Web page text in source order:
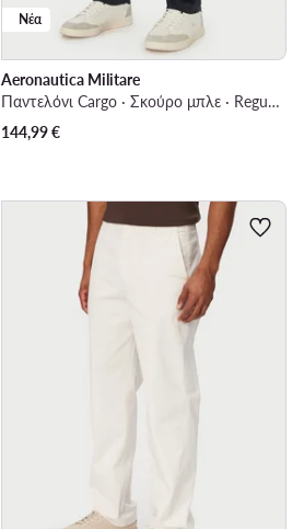
Νέα
Aeronautica Militare
Παντελόνι Cargo · Σκούρο μπλε · Regular Fit
144,99€